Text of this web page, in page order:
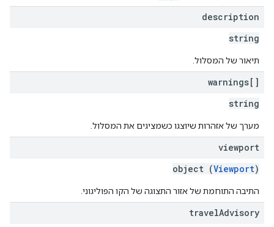
description
string
תיאור של המסלול.
warnings[]
string
מערך של אזהרות שיוצגו כשמציגים את המסלול.
viewport
object (Viewport)
התיבה התוחמת של אזור התצוגה של הקו הפוליגוני.
travelAdvisory